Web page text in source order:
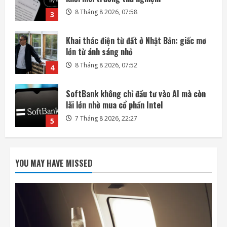
4 8 Tháng 8 2026, 07:52
5
SoftBank không chỉ đầu tư vào AI mà còn
lãi lớn nhờ mua cổ phần Intel
7 Tháng 8 2026, 22:27
1
Mỗi ngày có thêm 1.200 triệu phú, nước
Mỹ giàu lên hay chỉ người giàu càng giàu?
8 Tháng 8 2026, 08:55
2
để nâng cấp hệ thống điện ISS
8 Tháng 8 2026, 08:47
Đến lượt mô hình AI của Moonshot thoát
khỏi môi trường thử nghiệm
8 Tháng 8 2026, 07:58
YOU MAY HAVE MISSED